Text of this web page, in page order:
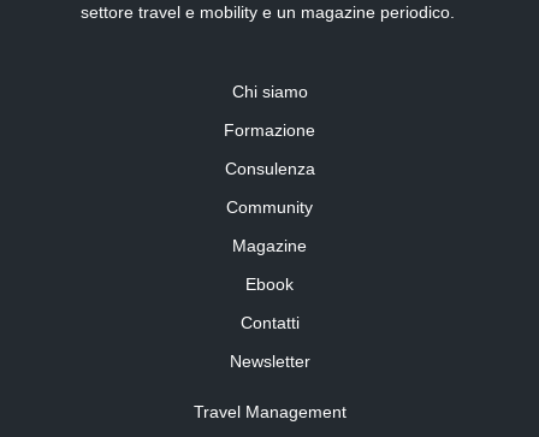
settore travel e mobility e un magazine periodico.
Chi siamo
Formazione
Consulenza
Community
Magazine
Ebook
Contatti
Newsletter
Travel Management